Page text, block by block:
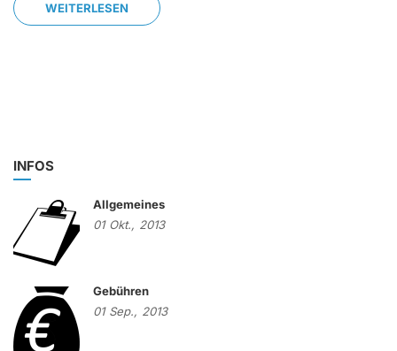
WEITERLESEN
INFOS
Allgemeines
01 Okt., 2013
Gebühren
01 Sep., 2013